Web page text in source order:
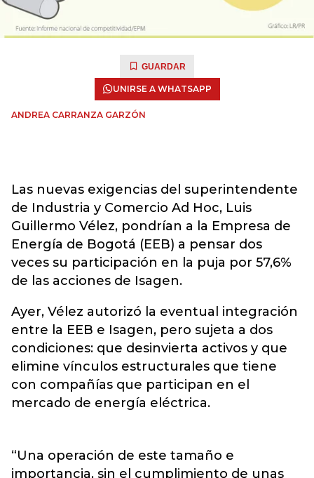
GUARDAR
UNIRSE A WHATSAPP
ANDREA CARRANZA GARZÓN
Las nuevas exigencias del superintendente
de Industria y Comercio Ad Hoc, Luis
Guillermo Vélez, pondrían a la Empresa de
Energía de Bogotá (EEB) a pensar dos
veces su participación en la puja por 57,6%
de las acciones de Isagen.
Ayer, Vélez autorizó la eventual integración
entre la EEB e Isagen, pero sujeta a dos
condiciones: que desinvierta activos y que
elimine vínculos estructurales que tiene
con compañías que participan en el
mercado de energía eléctrica.
“Una operación de este tamaño e
importancia, sin el cumplimiento de unas